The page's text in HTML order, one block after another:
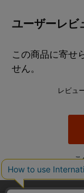
こ
ユーザーレビ
この商品に寄せ
せん。
レビュ